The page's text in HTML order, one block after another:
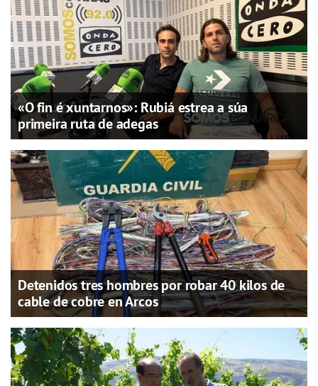
«O fin é xuntarnos»: Rubiá estrea a súa
primeira ruta de adegas
Detenidos tres hombres por robar 40 kilos de
cable de cobre en Arcos